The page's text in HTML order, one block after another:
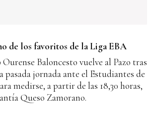
de los favoritos de la Liga EBA
Baloncesto vuelve al Pazo tras
pasada jornada ante el Estudiantes de
medirse, a partir de las 18,30 horas,
Queso Zamorano.